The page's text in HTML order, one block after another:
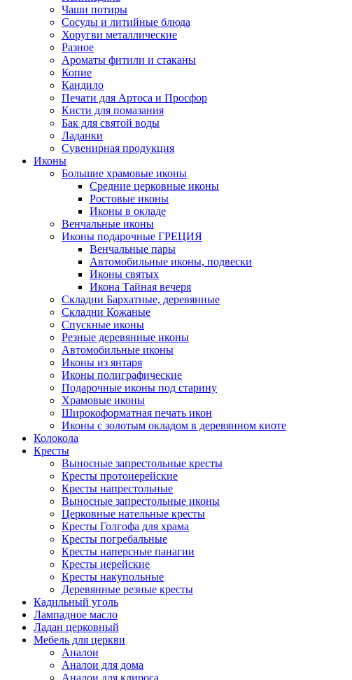
Чаши потиры
Сосуды и литийные блюда
Хоругви металлические
Разное
Ароматы фитили и стаканы
Копие
Кандило
Печати для Артоса и Просфор
Кисти для помазания
Бак для святой воды
Ладанки
Сувенирная продукция
Иконы
Большие храмовые иконы
Средние церковные иконы
Ростовые иконы
Иконы в окладе
Венчальные иконы
Иконы подарочные ГРЕЦИЯ
Венчальные пары
Автомобильные иконы, подвески
Иконы святых
Икона Тайная вечеря
Складни Бархатные, деревянные
Складни Кожаные
Спускные иконы
Резные деревянные иконы
Автомобильные иконы
Иконы из янтаря
Иконы полиграфические
Подарочные иконы под старину
Храмовые иконы
Широкоформатная печать икон
Иконы с золотым окладом в деревянном киоте
Колокола
Кресты
Выносные запрестольные кресты
Кресты протоиерейские
Кресты напрестольные
Выносные запрестольные иконы
Церковные нательные кресты
Кресты Голгофа для храма
Кресты погребальные
Кресты наперсные панагии
Кресты иерейские
Кресты накупольные
Деревянные резные кресты
Кадильный уголь
Лампадное масло
Ладан церковный
Мебель для церкви
Аналои
Аналои для дома
Аналои для клироса